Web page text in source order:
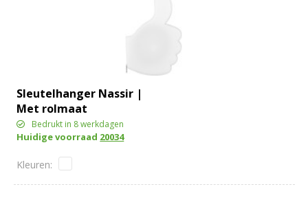
Sleutelhanger Nassir |
Met rolmaat
Bedrukt in 8 werkdagen
Huidige voorraad 20034